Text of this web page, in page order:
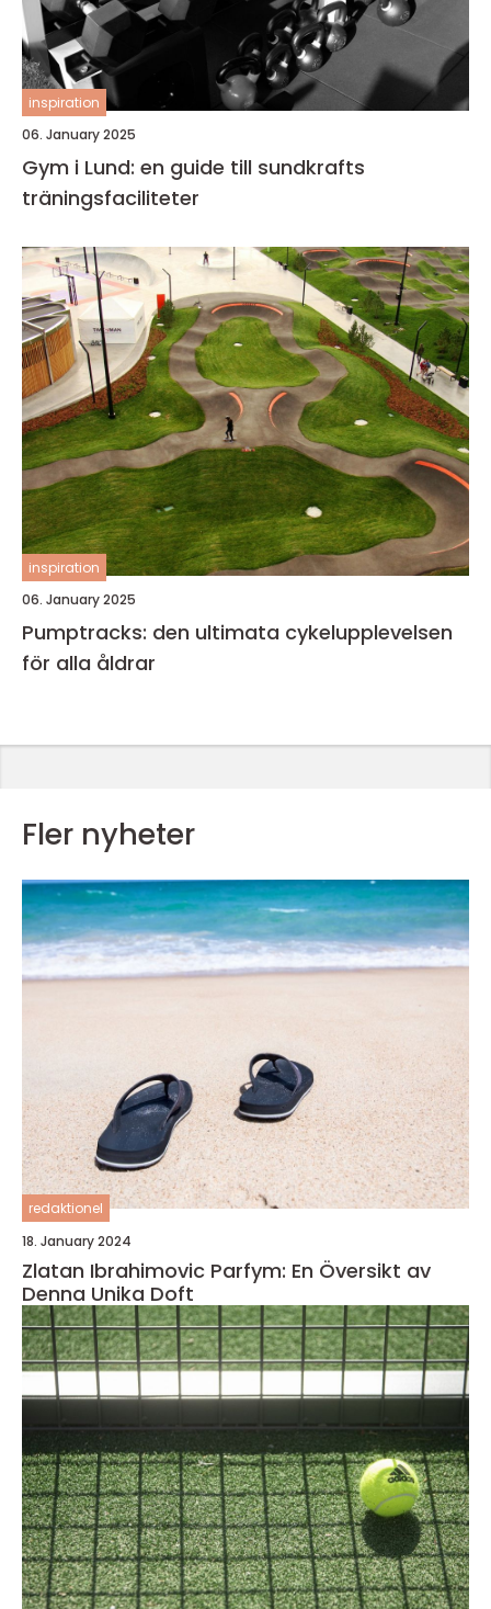
inspiration
06. January 2025
Gym i Lund: en guide till sundkrafts
träningsfaciliteter
inspiration
06. January 2025
Pumptracks: den ultimata cykelupplevelsen
för alla åldrar
Fler nyheter
redaktionel
18. January 2024
Zlatan Ibrahimovic Parfym: En Översikt av
Denna Unika Doft